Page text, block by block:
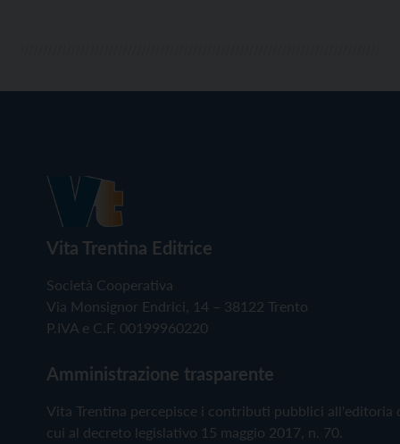
Vita Trentina Editrice
Società Cooperativa
Via Monsignor Endrici, 14 – 38122 Trento
P.IVA e C.F. 00199960220
Amministrazione trasparente
Vita Trentina percepisce i contributi pubblici all'editoria
cui al decreto legislativo 15 maggio 2017, n. 70.